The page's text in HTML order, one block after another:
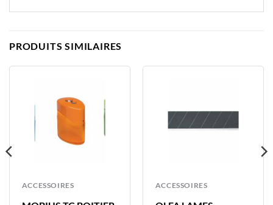
PRODUITS SIMILAIRES
ACCESSOIRES ACCESSOIRES